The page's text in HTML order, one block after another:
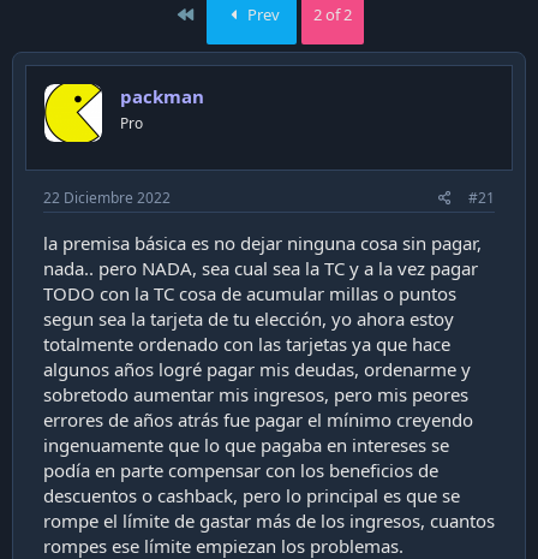
e
t
m
e
u
a
i
ó
n
First Prev 2 of 2
packman
Pro
22 Diciembre 2022 #21
la premisa básica es no dejar ninguna cosa sin pagar,
nada.. pero NADA, sea cual sea la TC y a la vez pagar
TODO con la TC cosa de acumular millas o puntos
segun sea la tarjeta de tu elección, yo ahora estoy
totalmente ordenado con las tarjetas ya que hace
algunos años logré pagar mis deudas, ordenarme y
sobretodo aumentar mis ingresos, pero mis peores
errores de años atrás fue pagar el mínimo creyendo
ingenuamente que lo que pagaba en intereses se
podía en parte compensar con los beneficios de
descuentos o cashback, pero lo principal es que se
rompe el límite de gastar más de los ingresos, cuantos
rompes ese límite empiezan los problemas.